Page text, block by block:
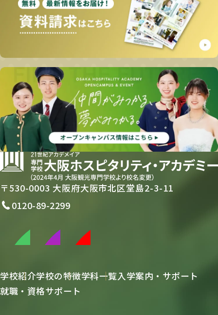
〒530-0003 大阪府大阪市北区堂島2-3-11
0120-89-2299
学校紹介学校の特徴学科一覧入学案内・サポート
就職・資格サポート